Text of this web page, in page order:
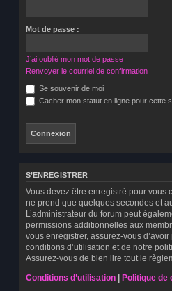
Mot de passe :
J’ai oublié mon mot de passe
Renvoyer le courriel de confirmation
Se souvenir de moi
Cacher mon statut en ligne pour cette
S’ENREGISTRER
Vous devez être enregistré pour vous
ne prend que quelques secondes et
L’administrateur du forum peut
permissions additionnelles aux
vous enregistrer, assurez-vous
conditions d’utilisation et de notre
Assurez-vous de bien lire tout le
Conditions d’utilisation | Politique de